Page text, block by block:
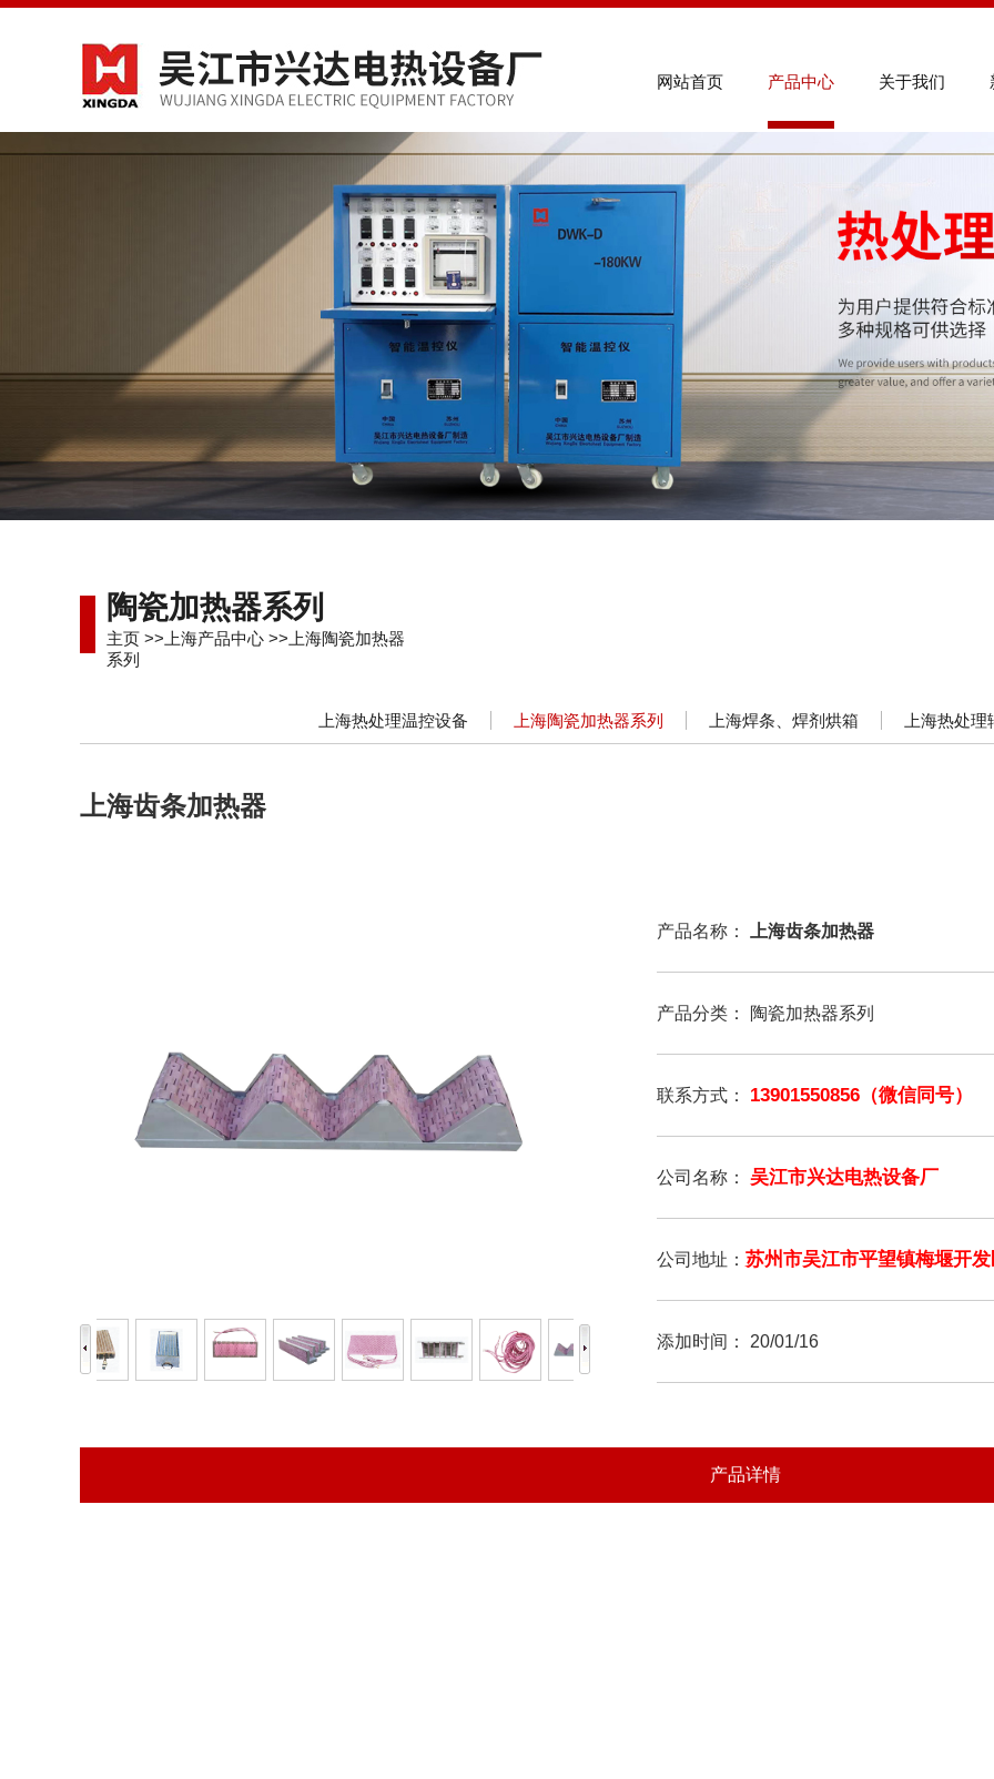
网站首页 产品中心 关于我们
陶瓷加热器系列
主页 >> 上海产品中心 >> 上海陶瓷加热器
系列
上海热处理温控设备 上海陶瓷加热器系列 上海焊条、焊剂烘箱 上海热处
上海齿条加热器
产品名称： 上海齿条加热器
产品分类： 陶瓷加热器系列
联系方式： 13901550856（微信同号）
公司名称： 吴江市兴达电热设备厂
公司地址： 苏州市吴江市平望镇梅堰开
添加时间： 20/01/16
产品详情